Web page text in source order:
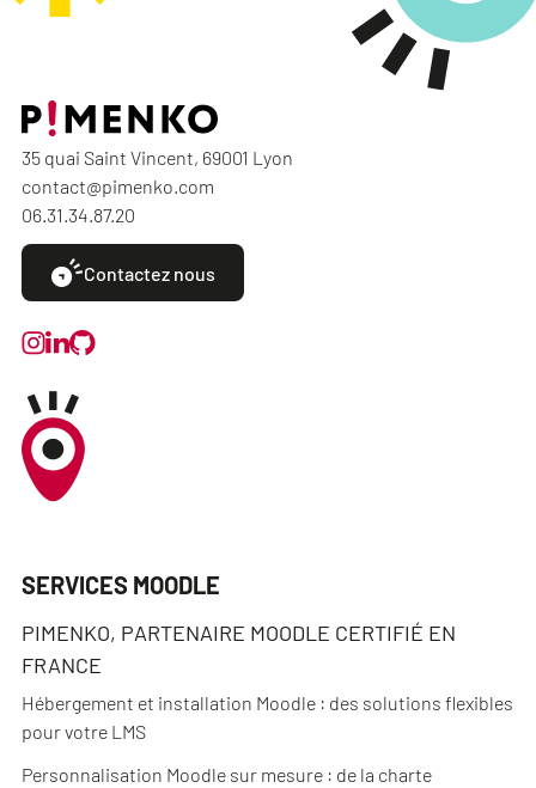
35 quai Saint Vincent, 69001 Lyon
contact@pimenko.com
06.31.34.87.20
Contactez nous
SERVICES MOODLE
PIMENKO, PARTENAIRE MOODLE CERTIFIÉ EN
FRANCE
Hébergement et installation Moodle : des solutions flexibles
pour votre LMS
Personnalisation Moodle sur mesure : de la charte